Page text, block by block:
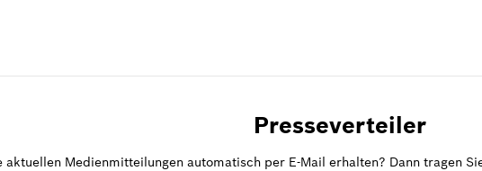
Presseverteiler
aktuellen Medienmitteilungen automatisch per E-Mail erhalten? Dann tragen